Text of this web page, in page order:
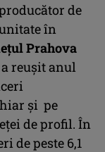
de
în
Prahova
reușit anul
și pe
de profil. În
de peste 6,1